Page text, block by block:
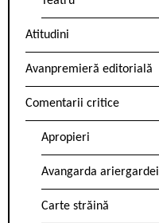
Atitudini
Avanpremieră editorială
Comentarii critice
Apropieri
Avangarda ariergardei
Carte străină